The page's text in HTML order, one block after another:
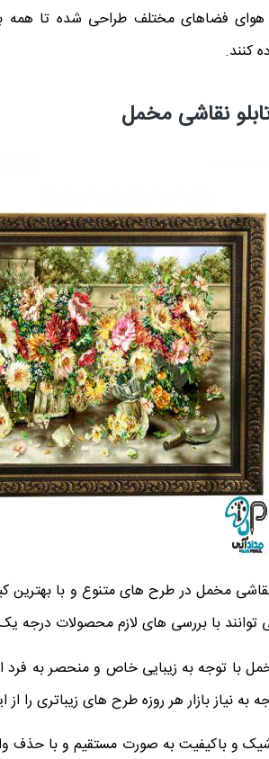
فضاهای مختلف طراحی شده تا همه
کنند.
نقاشی مخمل
نقاشی مخمل در طرح های متنوع و با
با بررسی های لازم محصولات درجه یک
مخمل با توجه به زیبایی خاص و منحصر به
به نیاز بازار هر روزه طرح های زیباتری را
و باکیفیت به صورت مستقیم و با حذف